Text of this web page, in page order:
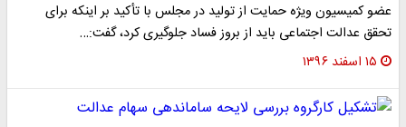
عضو کمیسیون ویژه حمایت از تولید در مجلس با تأکید بر اینکه برای
تحقق عدالت اجتماعی باید از بروز فساد جلوگیری کرد، گفت:…
۱۵ اسفند ۱۳۹۶